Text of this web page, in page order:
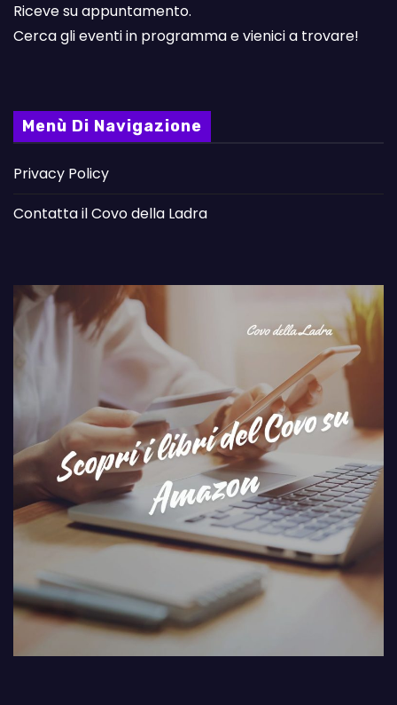
Riceve su appuntamento.
Cerca gli eventi in programma e vienici a trovare!
Menù Di Navigazione
Privacy Policy
Contatta il Covo della Ladra